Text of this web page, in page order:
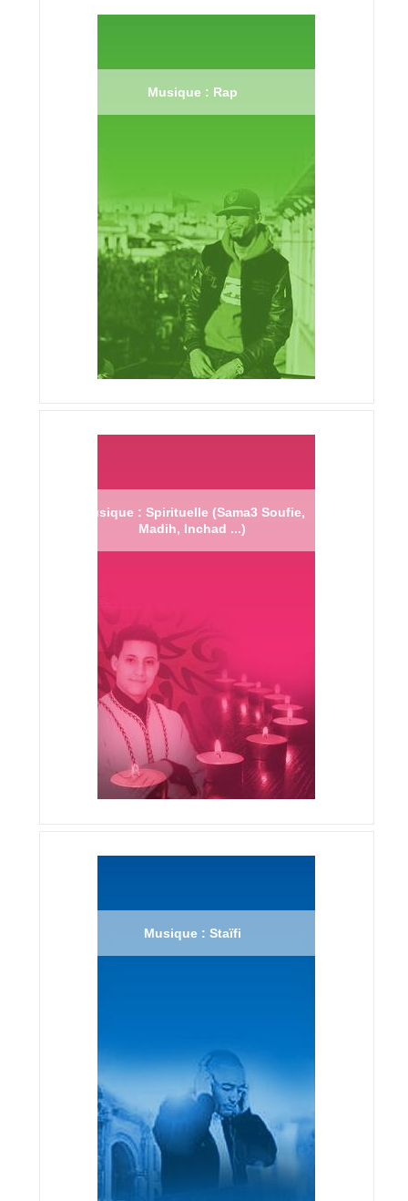
Musique : Rap
Musique : Spirituelle (Sama3 Soufie,
Madih, Inchad ...)
Musique : Staïfi